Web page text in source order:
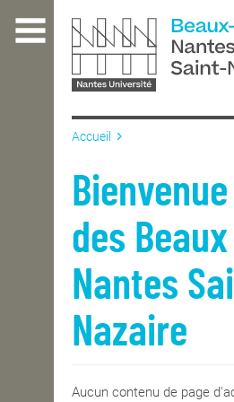
contenu
L'ÉCOLE
ENSEIGNEMENT
INTERNATIONAL
Accueil
des
Nantes
Nazaire
Aucun contenu de page